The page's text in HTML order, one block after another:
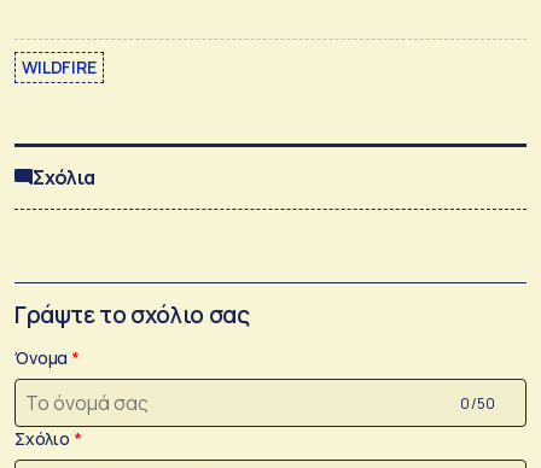
WILDFIRE
Σχόλια
Γράψτε το σχόλιο σας
Όνομα
0 /50
Σχόλιο